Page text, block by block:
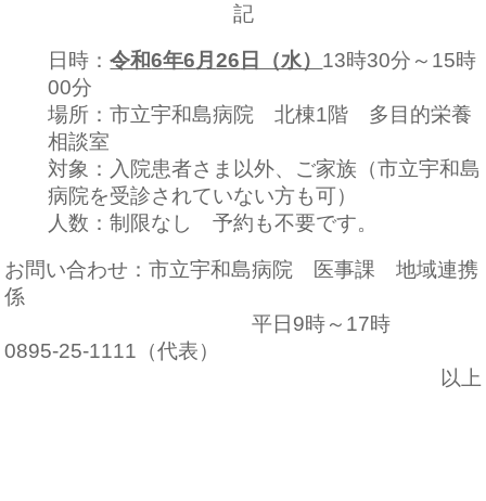
記
日時：令和6年6月26 日（水） 13時30分～15時
00分
場所：市立宇和島病院 北棟1階 多目的栄養
相談室
対象：入院患者さま以外、ご家族（市立宇和島
病院を受診されていない方も可）
人数：制限なし 予約も不要です。
お問い合わせ：市立宇和島病院 医事課 地域連携
係
平日9時～17時
0895-25-1111（代表）
以上